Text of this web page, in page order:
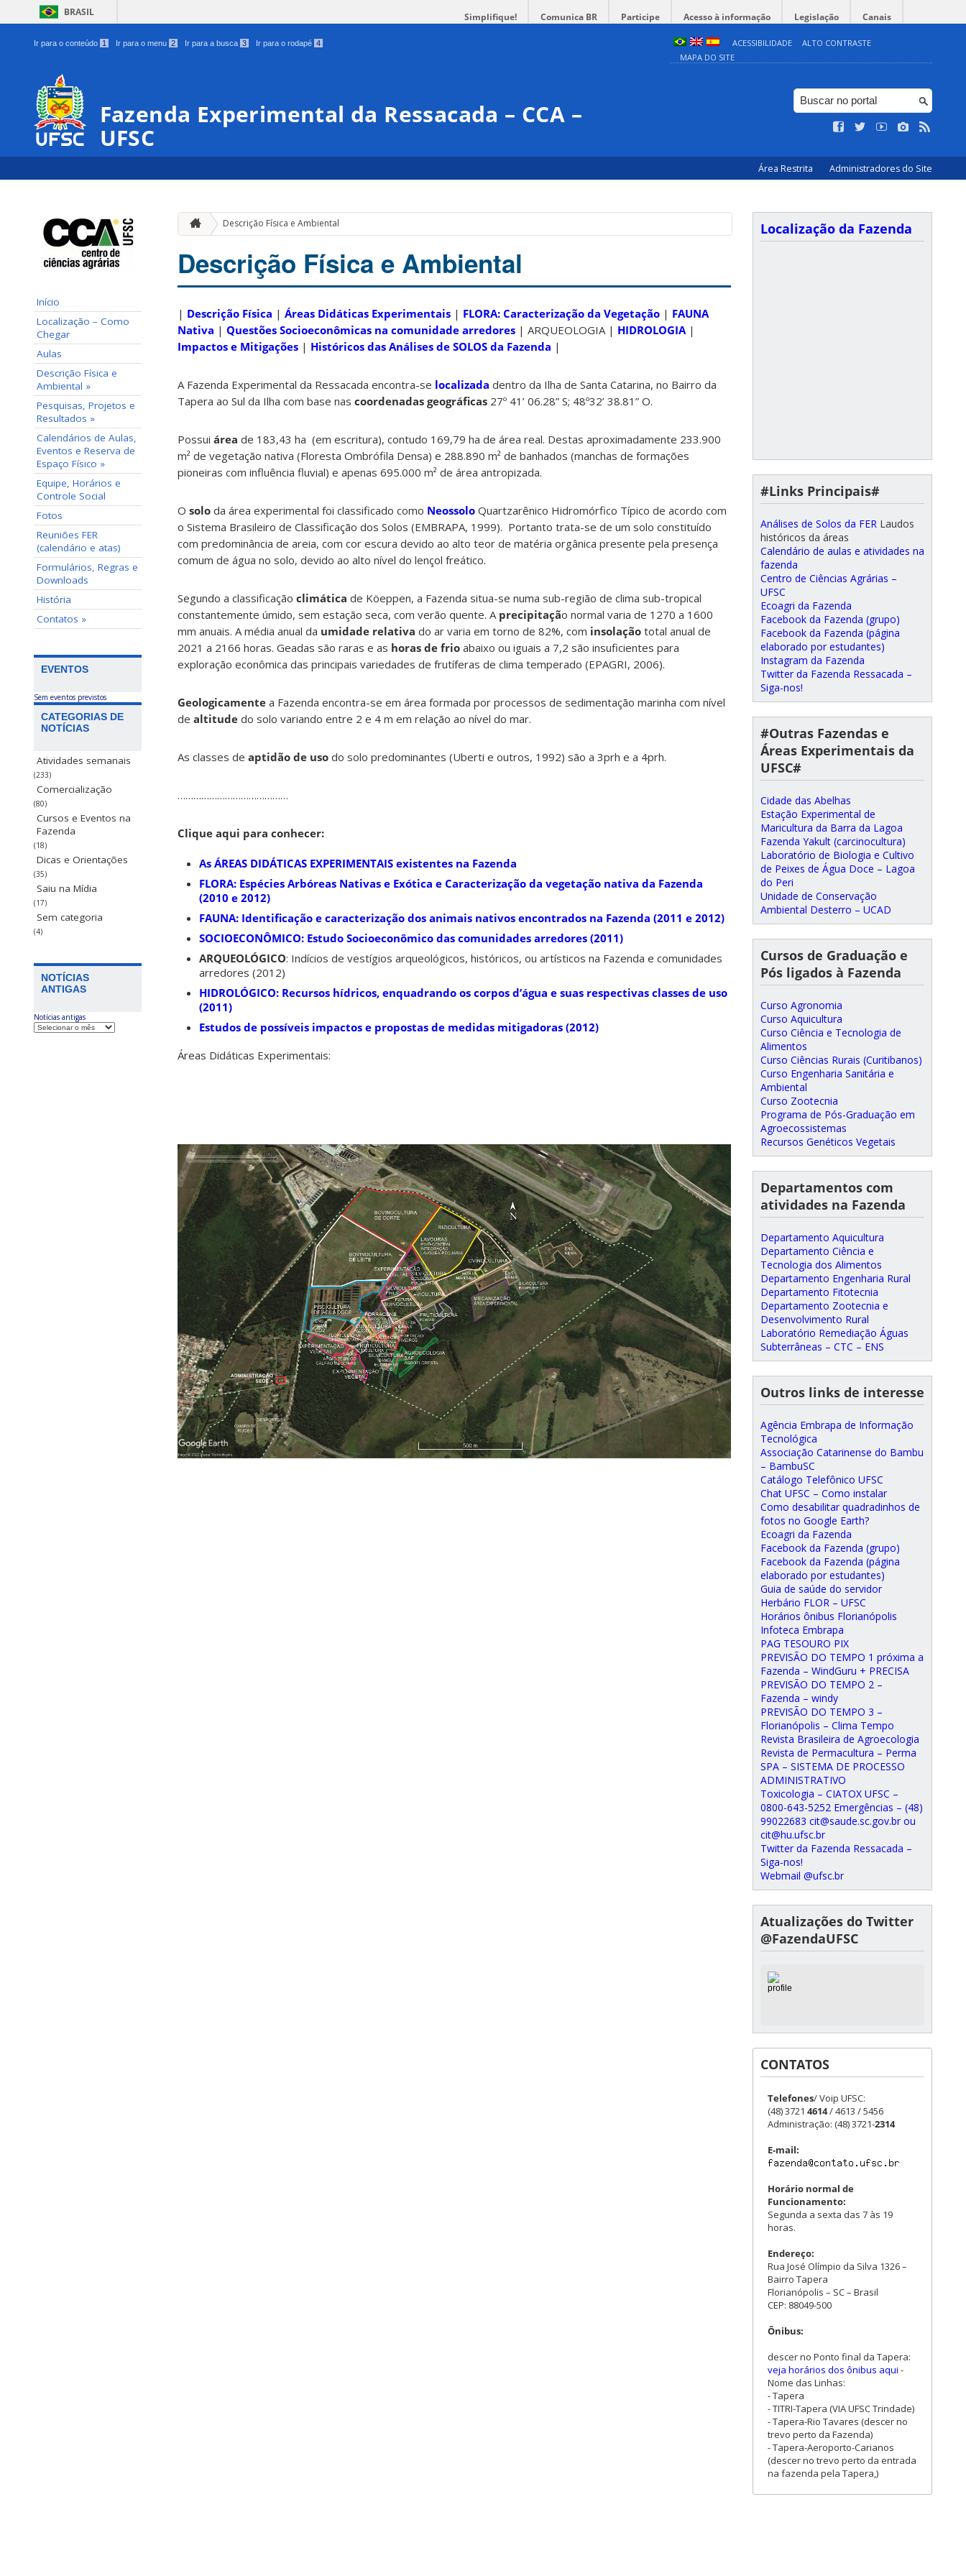
BRASIL Simplifique! Comunica BR Participe Acesso à informação Legislação Canais
Ir para o conteúdo 1 Ir para o menu 2 Ir para a busca 3 Ir para o rodapé 4 ACESSIBILIDADE
ALTO CONTRASTE
MAPA DO SITE
Fazenda Experimental da Ressacada – CCA –
UFSC
Área Restrita Administradores do Site
Início
Localização – Como
Chegar
Aulas
Descrição Física e
Ambiental »
Pesquisas, Projetos e
Resultados »
Calendários de Aulas,
Eventos e Reserva de
Espaço Físico »
Equipe, Horários e
Controle Social
Fotos
Reuniões FER
(calendário e atas)
Formulários, Regras e
Downloads
História
Contatos »
EVENTOS
Sem eventos previstos
CATEGORIAS DE
NOTÍCIAS
Atividades semanais
(233)
Comercialização
(80)
Cursos e Eventos na
Fazenda
(18)
Dicas e Orientações
(35)
Saiu na Mídia
(17)
Sem categoria
(4)
NOTÍCIAS
ANTIGAS
Notícias antigas
Descrição Física e Ambiental
Descrição Física e Ambiental
| Descrição Física | Áreas Didáticas Experimentais | FLORA: Caracterização da Vegetação | FAUNA
Nativa | Questões Socioeconômicas na comunidade arredores | ARQUEOLOGIA | HIDROLOGIA|
Impactos e Mitigações | Históricos das Análises de SOLOS da Fazenda |
A Fazenda Experimental da Ressacada encontra-se localizada dentro da Ilha de Santa Catarina, no Bairro da
Tapera ao Sul da Ilha com base nas coordenadas geográficas 27º 41’ 06.28” S; 48º32’ 38.81” O.
Possui área de 183,43 ha (em escritura), contudo 169,79 ha de área real. Destas aproximadamente 233.900
m² de vegetação nativa (Floresta Ombrófila Densa) e 288.890 m² de banhados (manchas de formações
pioneiras com influência fluvial) e apenas 695.000 m² de área antropizada.
O solo da área experimental foi classificado como Neossolo Quartzarênico Hidromórfico Típico de acordo com
o Sistema Brasileiro de Classificação dos Solos (EMBRAPA, 1999). Portanto trata-se de um solo constituído
com predominância de areia, com cor escura devido ao alto teor de matéria orgânica presente pela presença
comum de água no solo, devido ao alto nível do lençol freático.
Segundo a classificação climática de Köeppen, a Fazenda situa-se numa sub-região de clima sub-tropical
constantemente úmido, sem estação seca, com verão quente. A precipitação normal varia de 1270 a 1600
mm anuais. A média anual da umidade relativa do ar varia em torno de 82%, com insolação total anual de
2021 a 2166 horas. Geadas são raras e as horas de frio abaixo ou iguais a 7,2 são insuficientes para
exploração econômica das principais variedades de frutíferas de clima temperado (EPAGRI, 2006).
Geologicamente a Fazenda encontra-se em área formada por processos de sedimentação marinha com nível
de altitude do solo variando entre 2 e 4 m em relação ao nível do mar.
As classes de aptidão de uso do solo predominantes (Uberti e outros, 1992) são a 3prh e a 4prh.
……………………………………
Clique aqui para conhecer:
As ÁREAS DIDÁTICAS EXPERIMENTAIS existentes na Fazenda
FLORA: Espécies Arbóreas Nativas e Exótica e Caracterização da vegetação nativa da Fazenda
(2010 e 2012)
FAUNA: Identificação e caracterização dos animais nativos encontrados na Fazenda (2011 e 2012)
SOCIOECONÔMICO: Estudo Socioeconômico das comunidades arredores (2011)
ARQUEOLÓGICO: Indícios de vestígios arqueológicos, históricos, ou artísticos na Fazenda e comunidades
arredores (2012)
HIDROLÓGICO: Recursos hídricos, enquadrando os corpos d’água e suas respectivas classes de uso
(2011)
Estudos de possíveis impactos e propostas de medidas mitigadoras (2012)
Áreas Didáticas Experimentais:
Localização da Fazenda
#Links Principais#
Análises de Solos da FER Laudos
históricos da áreas
Calendário de aulas e atividades na
fazenda
Centro de Ciências Agrárias –
UFSC
Ecoagri da Fazenda
Facebook da Fazenda (grupo)
Facebook da Fazenda (página
elaborado por estudantes)
Instagram da Fazenda
Twitter da Fazenda Ressacada –
Siga-nos!
#Outras Fazendas e
Áreas Experimentais da
UFSC#
Cidade das Abelhas
Estação Experimental de
Maricultura da Barra da Lagoa
Fazenda Yakult (carcinocultura)
Laboratório de Biologia e Cultivo
de Peixes de Água Doce – Lagoa
do Peri
Unidade de Conservação
Ambiental Desterro – UCAD
Cursos de Graduação e
Pós ligados à Fazenda
Curso Agronomia
Curso Aquicultura
Curso Ciência e Tecnologia de
Alimentos
Curso Ciências Rurais (Curitibanos)
Curso Engenharia Sanitária e
Ambiental
Curso Zootecnia
Programa de Pós-Graduação em
Agroecossistemas
Recursos Genéticos Vegetais
Departamentos com
atividades na Fazenda
Departamento Aquicultura
Departamento Ciência e
Tecnologia dos Alimentos
Departamento Engenharia Rural
Departamento Fitotecnia
Departamento Zootecnia e
Desenvolvimento Rural
Laboratório Remediação Águas
Subterrâneas – CTC – ENS
Outros links de interesse
Agência Embrapa de Informação
Tecnológica
Associação Catarinense do Bambu
– BambuSC
Catálogo Telefônico UFSC
Chat UFSC – Como instalar
Como desabilitar quadradinhos de
fotos no Google Earth?
Ecoagri da Fazenda
Facebook da Fazenda (grupo)
Facebook da Fazenda (página
elaborado por estudantes)
Guia de saúde do servidor
Herbário FLOR – UFSC
Horários ônibus Florianópolis
Infoteca Embrapa
PAG TESOURO PIX
PREVISÃO DO TEMPO 1 próxima a
Fazenda – WindGuru + PRECISA
PREVISÃO DO TEMPO 2 –
Fazenda – windy
PREVISÃO DO TEMPO 3 –
Florianópolis – Clima Tempo
Revista Brasileira de Agroecologia
Revista de Permacultura – Perma
SPA – SISTEMA DE PROCESSO
ADMINISTRATIVO
Toxicologia – CIATOX UFSC –
0800-643-5252 Emergências – (48)
99022683 cit@saude.sc.gov.br ou
cit@hu.ufsc.br
Twitter da Fazenda Ressacada –
Siga-nos!
Webmail @ufsc.br
Atualizações do Twitter
@FazendaUFSC
CONTATOS
Telefones/ Voip UFSC:
(48) 3721 4614/ 4613 / 5456
Administração: (48) 3721-2314
E-mail:
Horário normal de
Funcionamento:
Segunda a sexta das 7 às 19
horas.
Endereço:
Rua José Olímpio da Silva 1326 –
Bairro Tapera
Florianópolis – SC – Brasil
CEP: 88049-500
Ônibus:
descer no Ponto final da Tapera:
veja horários dos ônibus aqui -
Nome das Linhas:
- Tapera
- TITRI-Tapera (VIA UFSC Trindade)
- Tapera-Rio Tavares (descer no
trevo perto da Fazenda)
- Tapera-Aeroporto-Carianos
(descer no trevo perto da entrada
na fazenda pela Tapera,)